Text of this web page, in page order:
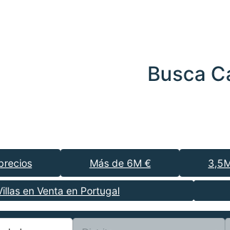
Busca
Más de 6M €
en Venta en Portugal